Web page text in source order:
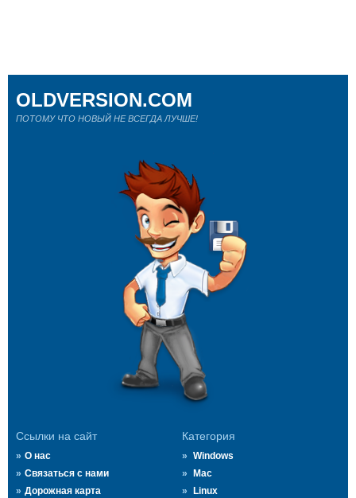
Ссылки на сайт
О нас
Связаться с нами
Дорожная карта
Категория
Windows
Mac
Linux
OLDVERSION.COM
ПОТОМУ ЧТО НОВЫЙ НЕ ВСЕГДА ЛУЧШЕ!